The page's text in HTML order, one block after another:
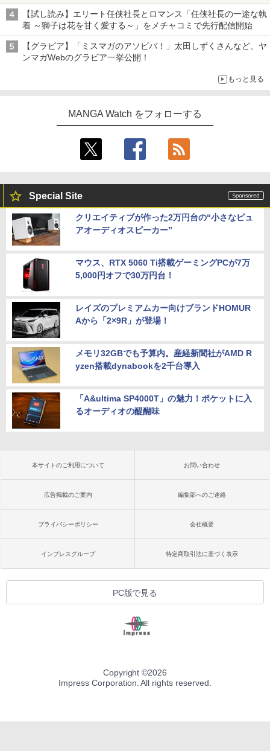
【試し読み】エリート任侠社長とロマンス「任侠社長の一途な執
着 ～獅子は花を甘く愛する～」をメチャコミで先行配信開始
【グラビア】「ミスマガのアソビバ！」太田しずくさんなど、ヤ
ンマガWebのグラビア一挙公開！
もっと見る
MANGA Watch をフォローする
Special Site
クリエイティブが作った2万円台の“小さなピュ
アオーディオスピーカー”
マウス、RTX 5060 Ti搭載ゲーミングPCが7万
5,000円オフで30万円台！
レイズのプレミアムカー向けブランドHOMUR
Aから「2×9R」が登場！
メモリ32GBでも予算内。産経新聞社がAMD R
yzen搭載dynabookを2千台導入
「A&ultima SP4000T」の魅力！ポケットに入
るオーディオの醍醐味
本サイトのご利用について お問い合わせ
広告掲載のご案内 編集部へのご連絡
プライバシーポリシー 会社概要
インプレスグループ 特定商取引法に基づく表示
PC版で見る
Copyright ©2026
Impress Corporation. All rights reserved.